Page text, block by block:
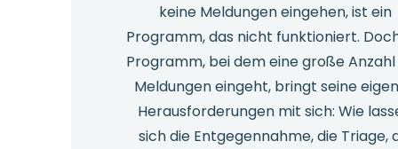
keine Meldungen eingehen, ist ein
Programm, das nicht funktioniert.
Programm, bei dem eine große
Meldungen eingeht, bringt seine
Herausforderungen mit sich: Wie
sich die Entgegennahme, die Triage,